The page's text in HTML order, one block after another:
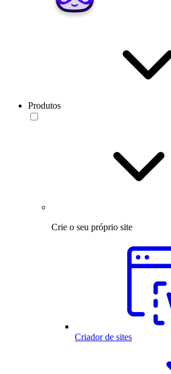
Produtos
Crie o seu próprio site
Criador de sites